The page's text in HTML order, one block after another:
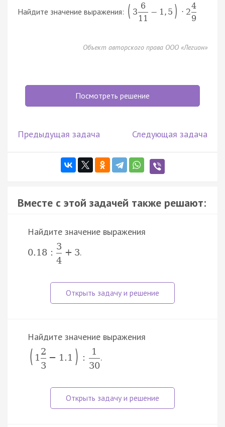
Найдите значение выражения: ( 3
6
11
− 1 , 5 ) ⋅ 2
4
9
Объект авторского права ООО «Легион»
Посмотреть решение
Предыдущая задача Следующая задача
Вместе с этой задачей также решают:
Найдите значение выражения
0.18 :
3
4
+ 3.
Найдите значение выражения
( 1
2
3
− 1.1 ) :
1
30
.